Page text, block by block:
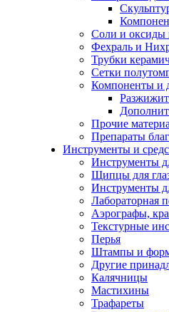
Соли и оксиды
Фехраль и
Трубки
Сетки
Компоненты и
Прочие
Препараты
Инструменты и
Инструменты
Щипцы для
Инструменты
Лабораторная
Аэрографы,
Текстурные
Перья
Штампы и
Другие
Калячницы
Мастихины
Трафареты